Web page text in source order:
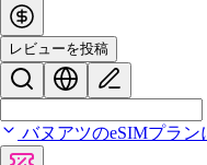
レビューを投稿
バヌアツのeSIMプラン